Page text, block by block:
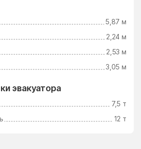
5,87 м
2,24 м
2,53 м
3,05 м
эвакуатора
7,5 т
12 т